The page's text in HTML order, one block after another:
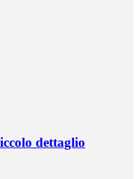
dettaglio